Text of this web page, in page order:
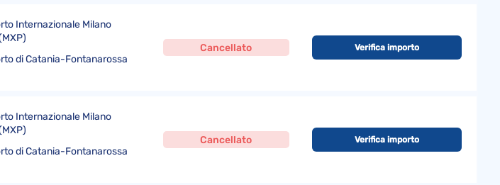
Internazionale Milano
di Catania-Fontanarossa
Cancellato Verifica importo
Internazionale Milano
di Catania-Fontanarossa
Cancellato Verifica importo